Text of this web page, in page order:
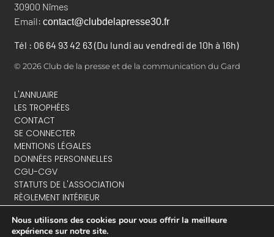
30900 Nîmes
Email: contact@clubdelapresse30.fr
Tél : 06 64 93 42 63 (Du lundi au vendredi de 10h à 16h)
© 2026 Club de la presse et de la communication du Gard
L'ANNUAIRE
LES TROPHÉES
CONTACT
SE CONNECTER
MENTIONS LÉGALES
DONNÉES PERSONNELLES
CGU-CGV
STATUTS DE L'ASSOCIATION
RÈGLEMENT INTÉRIEUR
Nous utilisons des cookies pour vous offrir la meilleure
expérience sur notre site.